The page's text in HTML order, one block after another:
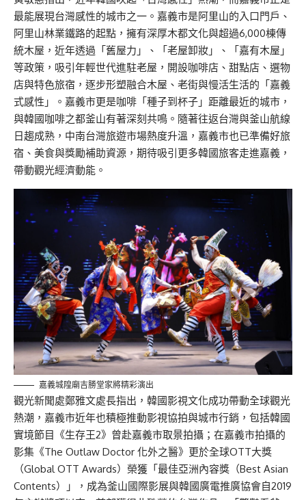
最能展現台灣感性的城市之一 。嘉義市是阿里山的入口門戶、
阿里山林業鐵路的起點，擁有深厚木都文化與超過6,000棟傳
統木屋，近年透過「舊屋力 」、「老屋卸妝」、「嘉有木屋」
等政策，吸引年輕世代進駐老屋，開設咖啡店、甜點店、 選物
店與特色旅宿 ，逐步形塑融合木屋、老街與慢活生活的「嘉義
式感性」。嘉義市更是咖啡「種子到杯子」距離最近的城市，
與韓國咖啡之都釜山有著深刻共鳴。隨著往返台灣與釜山航線
日趨成熟，中南台灣旅遊市場熱度升溫，嘉義市也已準備好旅
宿 、美食與獎勵補助資源，期待吸引更多韓國旅客走進嘉義，
帶動觀光經濟動能。
嘉義城隍廟吉勝堂家將精彩演出
觀光新聞處鄭雅文處長指出，韓國影視文化成功帶動全球觀光
熱潮，嘉義市近年也積極推動影視協拍與城市行銷，包括韓國
實境節目《生存王2》曾赴嘉義市取景拍攝；在嘉義市拍攝的
影集《The Outlaw Doctor 化外之醫》更於全球OTT大獎
（Global OTT Awards）榮獲「最佳亞洲內容獎（Best Asian
Contents）」，成為釜山國際影展與韓國廣電推廣協會自2019